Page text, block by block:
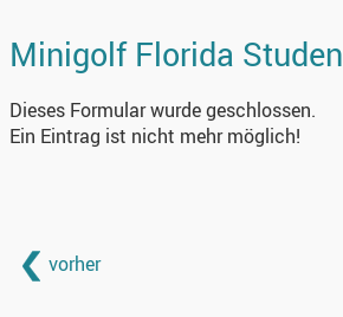
Minigolf Florida Studen
Dieses Formular wurde geschlossen.
Ein Eintrag ist nicht mehr möglich!
vorher